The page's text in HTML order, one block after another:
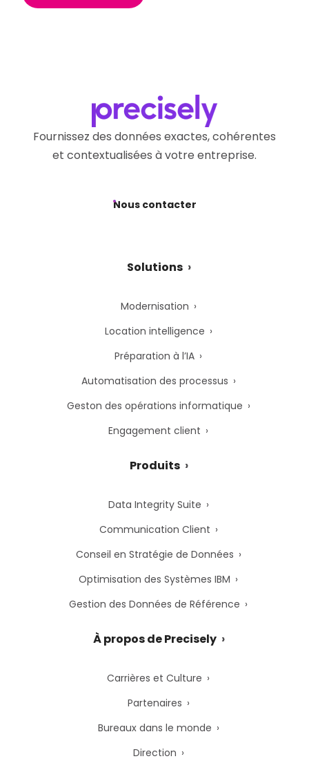
Fournissez des données exactes, cohérentes
et contextualisées à votre entreprise.
Nous contacter
Solutions
Modernisation
Location intelligence
Préparation à l’IA
Automatisation des processus
Geston des opérations informatique
Engagement client
Produits
Data Integrity Suite
Communication Client
Conseil en Stratégie de Données
Optimisation des Systèmes IBM
Gestion des Données de Référence
À propos de Precisely
Carrières et Culture
Partenaires
Bureaux dans le monde
Direction